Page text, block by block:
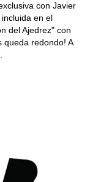
con Javier
en el
del Ajedrez" con
queda redondo! A